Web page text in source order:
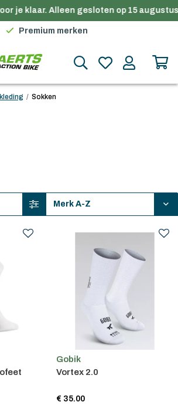
je klaar. Alleen gesloten op 15 augustus.
in België vanaf €100
Premium merken
in België vanaf €100
/ Sokken
Gobik
Vortex 2.0
€ 35.00